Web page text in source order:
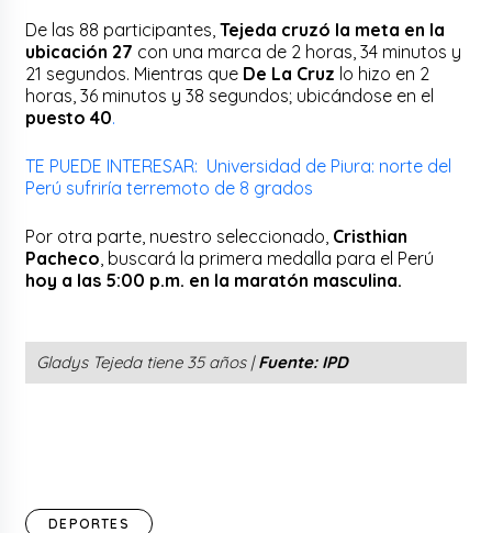
De las 88 participantes,Tejeda cruzó la meta en la
ubicación 27 con una marca de 2 horas, 34 minutos y
21 segundos. Mientras que De La Cruz lo hizo en 2
horas, 36 minutos y 38 segundos; ubicándose en el
puesto 40.
TE PUEDE INTERESAR: Universidad de Piura: norte del
Perú sufriría terremoto de 8 grados
Por otra parte, nuestro seleccionado, Cristhian
Pacheco , buscará la primera medalla para el Perú
hoy a las 5:00 p.m. en la maratón masculina.
Gladys Tejeda tiene 35 años |Fuente: IPD
DEPORTES